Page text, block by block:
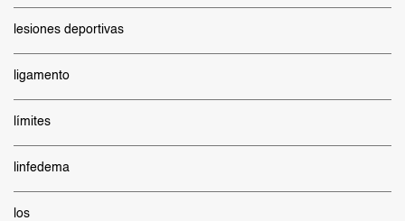
lesiones deportivas
ligamento
límites
linfedema
los